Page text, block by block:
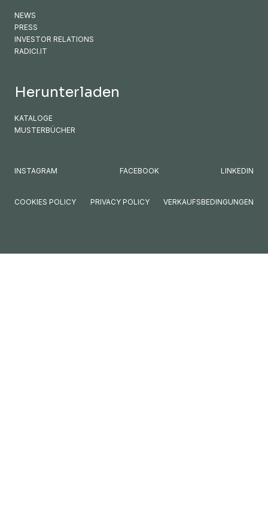
NEWS
PRESS
INVESTOR RELATIONS
RADICI.IT
Herunterladen
KATALOGE
MUSTERBÜCHER
INSTAGRAM FACEBOOK LINKEDIN
COOKIES POLICY PRIVACY POLICY VERKAUFSBEDINGUNGEN